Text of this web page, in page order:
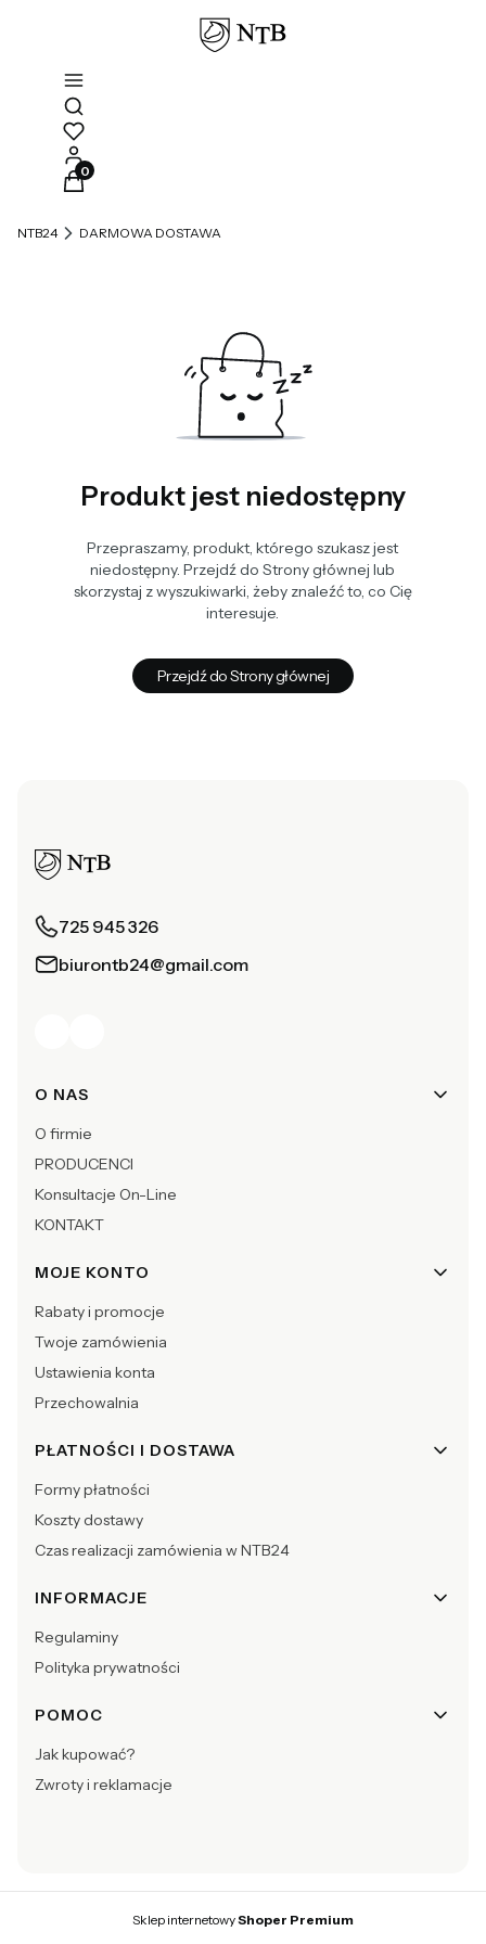
Otwórz wyszukiwarkę
Produkty w koszyku: 0. Zobacz szczegóły
NTB24 DARMOWA DOSTAWA
Produkt jest niedostępny
Przepraszamy, produkt, którego szukasz jest
niedostępny. Przejdź do Strony głównej lub
skorzystaj z wyszukiwarki, żeby znaleźć to, co Cię
interesuje.
Przejdź do Strony głównej
725 945 326
biurontb24@gmail.com
Linki w stopce
O NAS
O firmie
PRODUCENCI
Konsultacje On-Line
KONTAKT
MOJE KONTO
Rabaty i promocje
Twoje zamówienia
Ustawienia konta
Przechowalnia
PŁATNOŚCI I DOSTAWA
Formy płatności
Koszty dostawy
Czas realizacji zamówienia w NTB24
INFORMACJE
Regulaminy
Polityka prywatności
POMOC
Jak kupować?
Zwroty i reklamacje
Sklep internetowyShoper Premium